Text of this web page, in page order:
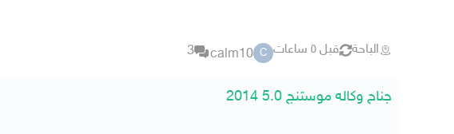
الباحة قبل ٥ ساعات C
calm10
3
جناح وكاله موستنج 5.0 2014